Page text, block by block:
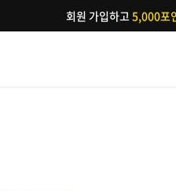
회원 가입하고5,000포